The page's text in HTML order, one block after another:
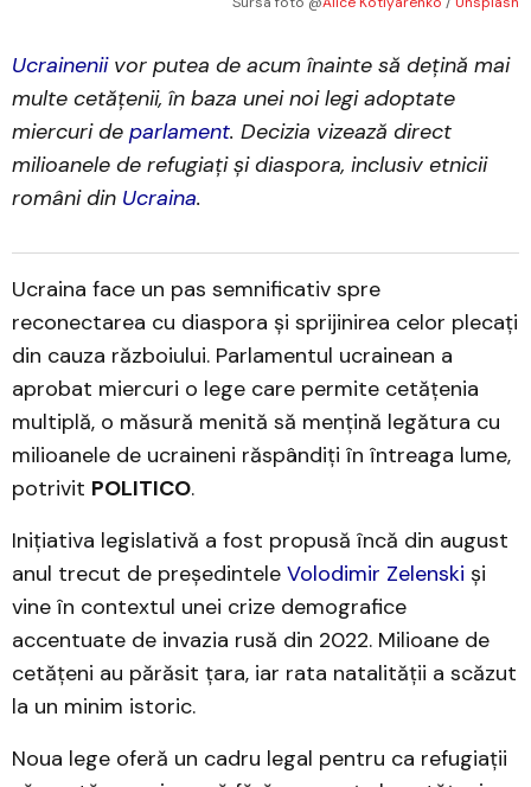
Ucraineniivor putea de acum înainte să dețină mai
multe cetățenii, în baza unei noi legi adoptate
miercuri de parlament. Decizia vizează direct
milioanele de refugiați și diaspora, inclusiv etnicii
români din Ucraina.
Ucraina face un pas semnificativ spre
reconectarea cu diaspora și sprijinirea celor plecați
din cauza războiului. Parlamentul ucrainean a
aprobat miercuri o lege care permite cetățenia
multiplă, o măsură menită să mențină legătura cu
milioanele de ucraineni răspândiți în întreaga lume,
potrivit POLITICO.
Inițiativa legislativă a fost propusă încă din august
anul trecut de președintele Volodimir Zelenski și
vine în contextul unei crize demografice
accentuate de invazia rusă din 2022. Milioane de
cetățeni au părăsit țara, iar rata natalității a scăzut
la un minim istoric.
Noua lege oferă un cadru legal pentru ca refugiații